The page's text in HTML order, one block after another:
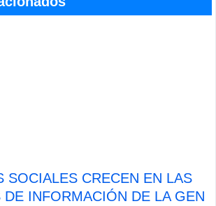
SOCIALES CRECEN EN LAS
DE INFORMACIÓN DE LA GEN